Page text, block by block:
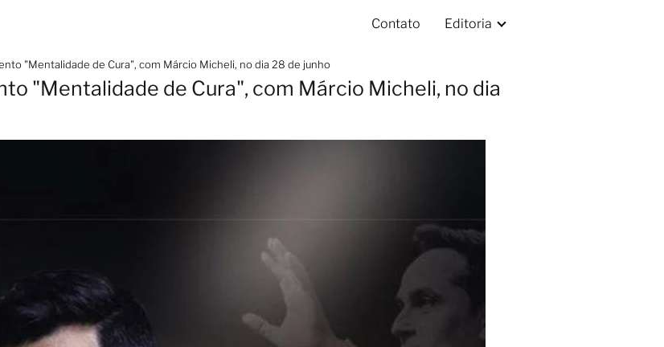
Contato Editoria
"Mentalidade de Cura", com Márcio Micheli, no dia 28 de junho
"Mentalidade de Cura", com Márcio Micheli, no dia